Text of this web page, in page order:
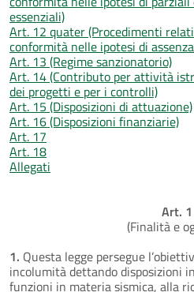
essenziali)
Art. 12 quater (Procedimenti
conformità nelle ipotesi di
Art. 13 (Regime sanzionatorio)
Art. 14 (Contributo per attività
dei progetti e per i controlli)
Art. 15 (Disposizioni di attuazione)
Art. 16 (Disposizioni finanziarie)
Art. 17
Art. 18
Allegati
Art. 1
(Finalità e
1. Questa legge persegue
incolumità dettando disposizioni
funzioni in materia sismica, alla